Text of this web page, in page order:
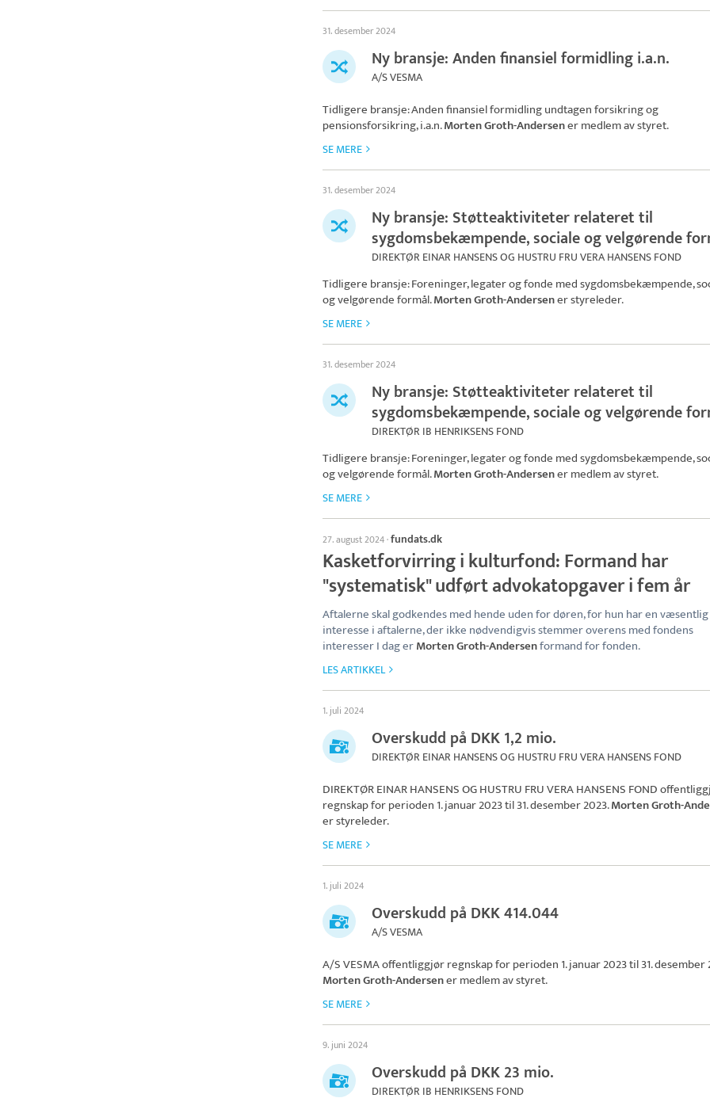
31. desember 2024
Ny bransje: Anden finansiel formidling i.a.n.
A/S VESMA
Tidligere bransje: Anden finansiel formidling undtagen forsikring og
pensionsforsikring, i.a.n.Morten Groth-Andersener medlem av styret.
SE MERE
31. desember 2024
Ny bransje: Støtteaktiviteter relateret til
sygdomsbekæmpende, sociale og velgørende
DIREKTØR EINAR HANSENS OG HUSTRU FRU VERA HANSENS FOND
Tidligere bransje: Foreninger, legater og fonde med sygdomsbekæmpende,
og velgørende formål.Morten Groth-Andersener styreleder.
SE MERE
31. desember 2024
Ny bransje: Støtteaktiviteter relateret til
sygdomsbekæmpende, sociale og velgørende
DIREKTØR IB HENRIKSENS FOND
Tidligere bransje: Foreninger, legater og fonde med sygdomsbekæmpende,
og velgørende formål.Morten Groth-Andersener medlem av styret.
SE MERE
27. august 2024·fundats.dk
Kasketforvirring i kulturfond: Formand har
"systematisk" udført advokatopgaver i fem år
Aftalerne skal godkendes med hende uden for døren, for hun har en væsentlig
interesse i aftalerne, der ikke nødvendigvis stemmer overens med fondens
interesser I dag erMorten Groth-Andersenformand for fonden.
LES ARTIKKEL
1. juli 2024
Overskudd på DKK 1,2 mio.
DIREKTØR EINAR HANSENS OG HUSTRU FRU VERA HANSENS FOND
DIREKTØR EINAR HANSENS OG HUSTRU FRU VERA HANSENS FOND
regnskap for perioden 1. januar 2023 til 31. desember 2023.Morten Groth-
er styreleder.
SE MERE
1. juli 2024
Overskudd på DKK 414.044
A/S VESMA
A/S VESMAoffentliggjør regnskap for perioden 1. januar 2023 til 31. desember
Morten Groth-Andersener medlem av styret.
SE MERE
9. juni 2024
Overskudd på DKK 23 mio.
DIREKTØR IB HENRIKSENS FOND